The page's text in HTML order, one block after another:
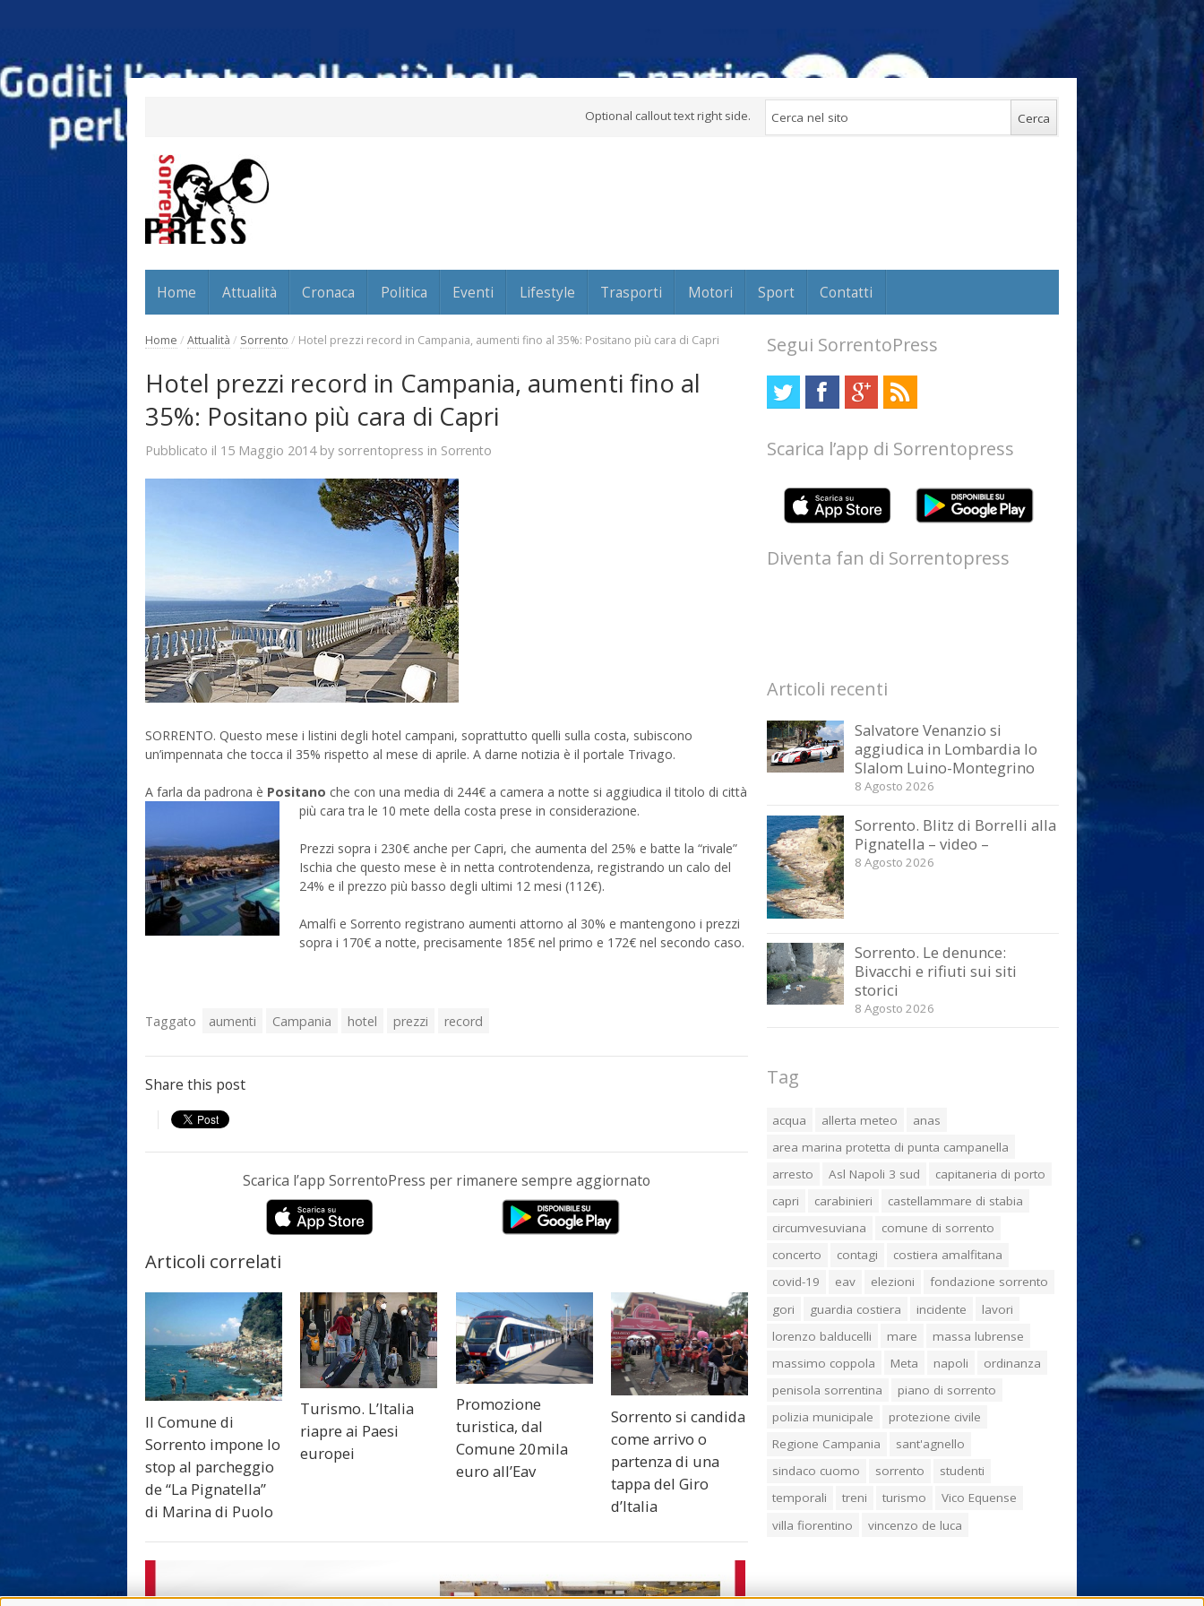
Optional callout text right side.
Home Attualità Cronaca Politica Eventi Lifestyle Trasporti Motori Sport Contatti
Home / Attualità / Sorrento / Hotel prezzi record in Campania, aumenti fino al 35%: Positano più cara di Capri
Hotel prezzi record in Campania, aumenti fino al
35%: Positano più cara di Capri
Pubblicato il 15 Maggio 2014by sorrentopress in Sorrento
SORRENTO. Questo mese i listini degli hotel campani, soprattutto quelli sulla costa, subiscono
un’impennata che tocca il 35% rispetto al mese di aprile. A darne notizia è il portale Trivago.
A farla da padrona è Positano che con una media di 244€ a camera a notte si aggiudica il titolo di città
più cara tra le 10 mete della costa prese in considerazione.
Prezzi sopra i 230€ anche per Capri, che aumenta del 25% e batte la “rivale”
Ischia che questo mese è in netta controtendenza, registrando un calo del
24% e il prezzo più basso degli ultimi 12 mesi (112€).
Amalfi e Sorrento registrano aumenti attorno al 30% e mantengono i prezzi
sopra i 170€ a notte, precisamente 185€ nel primo e 172€ nel secondo caso.
Taggato aumenti Campania hotel prezzi record
Share this post
Scarica l’app SorrentoPress per rimanere sempre aggiornato
Articoli correlati
Il Comune di
Sorrento impone lo
stop al parcheggio
de “La Pignatella”
di Marina di Puolo
Turismo. L’Italia
riapre ai Paesi
europei
Promozione
turistica, dal
Comune 20mila
euro all’Eav
Sorrento si candida
come arrivo o
partenza di una
tappa del Giro
d’Italia
Segui SorrentoPress
Scarica l’app di Sorrentopress
Diventa fan di Sorrentopress
Articoli recenti
Salvatore Venanzio si
aggiudica in Lombardia lo
Slalom Luino-Montegrino
8 Agosto 2026
Sorrento. Blitz di Borrelli alla
Pignatella – video –
8 Agosto 2026
Sorrento. Le denunce:
Bivacchi e rifiuti sui siti
storici
8 Agosto 2026
Tag
acqua allerta meteo
anas
area marina protetta di punta campanella
arresto
Asl Napoli 3 sud
capitaneria di porto
capri
carabinieri
castellammare di stabia
circumvesuviana
comune di sorrento
concerto
contagi
costiera amalfitana
covid-19
eav elezioni
fondazione sorrento
gori
guardia costiera incidente
lavori
lorenzo balducelli
mare
massa lubrense
massimo coppola
Meta napoli
ordinanza
penisola sorrentina
piano di sorrento
polizia municipale
protezione civile
Regione Campania
sant'agnello
sindaco cuomo
sorrento
studenti
temporali
treni turismo
Vico Equense
villa fiorentino
vincenzo de luca